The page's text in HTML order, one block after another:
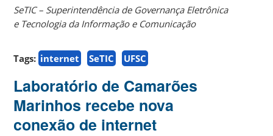
SeTIC – Superintendência de Governança Eletrônica
e Tecnologia da Informação e Comunicação
Tags: internet SeTIC UFSC
Laboratório de Camarões
Marinhos recebe nova
conexão de internet